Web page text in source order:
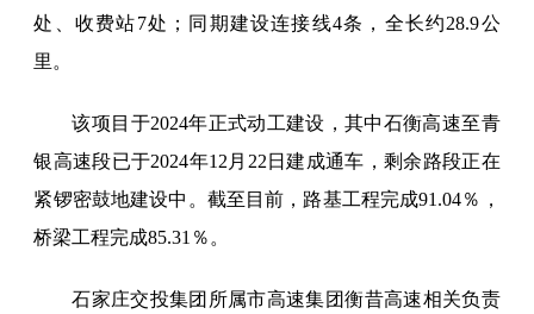
处、收费站7处；同期建设连接线4条，全长约28.9公
里。
该项目于2024年正式动工建设，其中石衡高速至青
银高速段已于2024年12月22日建成通车，剩余路段正在
紧锣密鼓地建设中。截至目前，路基工程完成91.04％，
桥梁工程完成85.31％。
石家庄交投集团所属市高速集团衡昔高速相关负责